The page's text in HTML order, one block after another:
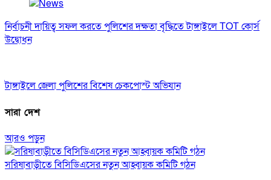
নির্বাচনী দায়িত্ব সফল করতে পুলিশের দক্ষতা বৃদ্ধিতে টাঙ্গাইলে TOT কোর্স
উদ্বোধন
টাঙ্গাইলে জেলা পুলিশের বিশেষ চেকপোস্ট অভিযান
সারা দেশ
আরও পড়ুন
সরিষাবাড়ীতে বিসিডিএসের নতুন আহ্বায়ক কমিটি গঠন